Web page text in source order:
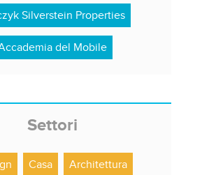
Silverstein Properties
del Mobile
Settori
Casa Architettura